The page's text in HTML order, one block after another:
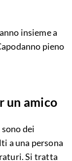
insieme a
pieno
un amico
dei
a una persona
Si tratta